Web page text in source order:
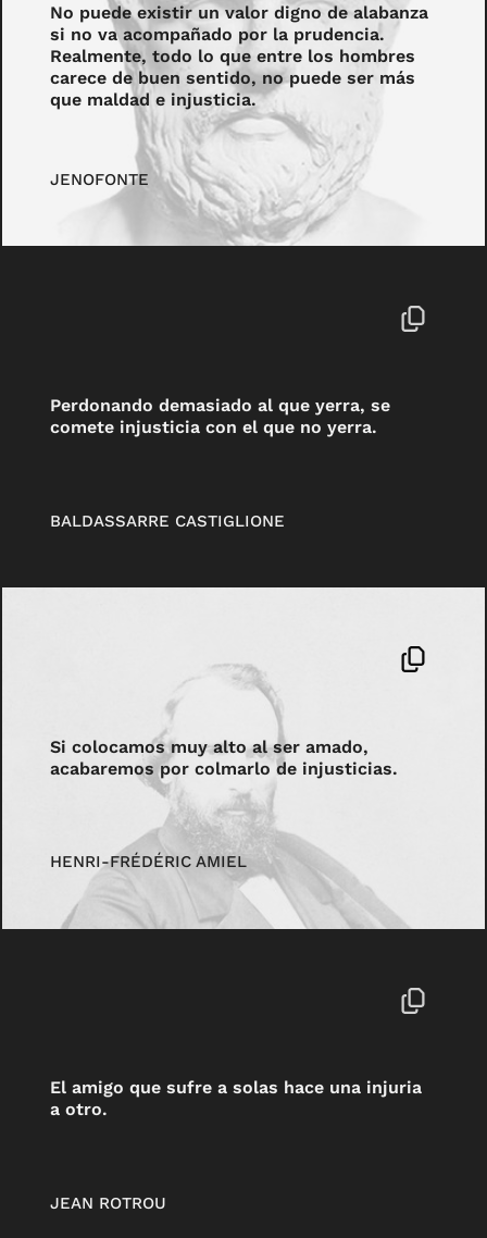
No puede existir un valor digno de alabanza
si no va acompañado por la prudencia.
Realmente, todo lo que entre los hombres
carece de buen sentido, no puede ser más
que maldad e injusticia.
JENOFONTE
Perdonando demasiado al que yerra, se
comete injusticia con el que no yerra.
BALDASSARRE CASTIGLIONE
Si colocamos muy alto al ser amado,
acabaremos por colmarlo de injusticias.
HENRI-FRÉDÉRIC AMIEL
El amigo que sufre a solas hace una injuria
a otro.
JEAN ROTROU